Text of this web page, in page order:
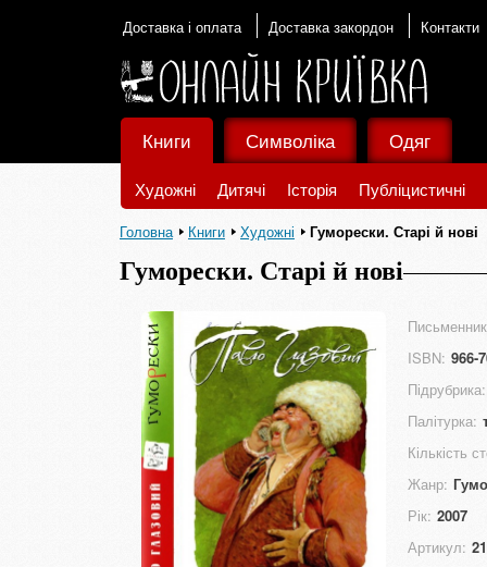
Доставка і оплата Доставка закордон Контакти
Книги
Художні Дитячі Історія Публіцистичні
Символіка Одяг
Головна Книги Художні Гуморески. Старі й нові
Гуморески. Старі й нові
ISBN: 966-
Підрубрика:
Палітурка:
Кількість
Жанр:
Рік: 2007
Артикул: